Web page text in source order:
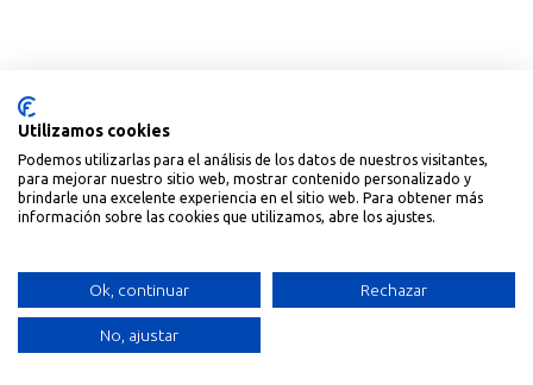
Utilizamos cookies
Podemos utilizarlas para el análisis de los datos de nuestros visitantes,
para mejorar nuestro sitio web, mostrar contenido personalizado y
brindarle una excelente experiencia en el sitio web. Para obtener más
información sobre las cookies que utilizamos, abre los ajustes.
Ok, continuar Rechazar
No, ajustar